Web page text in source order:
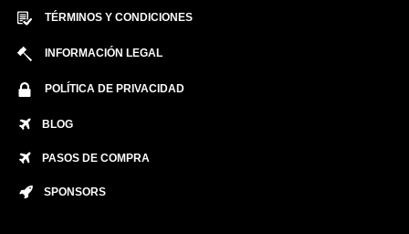
TÉRMINOS Y CONDICIONES
INFORMACIÓN LEGAL
POLÍTICA DE PRIVACIDAD
BLOG
PASOS DE COMPRA
SPONSORS